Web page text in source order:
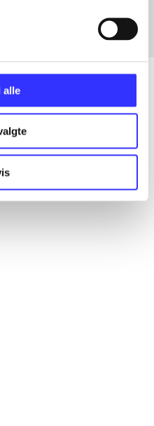
alle
på udgivelser